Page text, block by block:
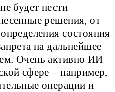
будет нести
решения, от
состояния
на дальнейшее
Очень активно ИИ
сфере – например,
операции и